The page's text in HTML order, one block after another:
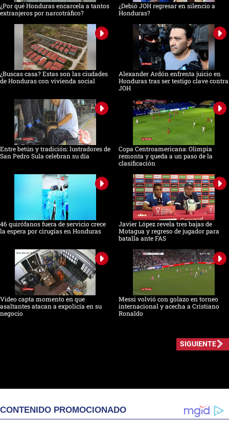
¿Por qué Honduras encarcela a tantos
extranjeros por narcotráfico?
¿Debió JOH regresar en silencio a
Honduras?
¿Buscas casa? Estas son las ciudades
de Honduras con vivienda social
Alexander Ardón enfrenta juicio en
Honduras tras ser testigo clave contra
JOH
Entre betún y tradición: lustradores de
San Pedro Sula celebran su día
Copa Centroamericana: Olimpia
remonta y queda a un paso de la
clasificación
46 quirófanos fuera de servicio crece
la espera por cirugías en Honduras
Javier López revela tres bajas de
Motagua y regreso de jugador para
batalla ante FAS
Video capta momento en que
asaltantes atacan a expolicía en su
negocio
Messi volvió con golazo en torneo
internacional y acecha a Cristiano
Ronaldo
SIGUIENTE
CONTENIDO PROMOCIONADO